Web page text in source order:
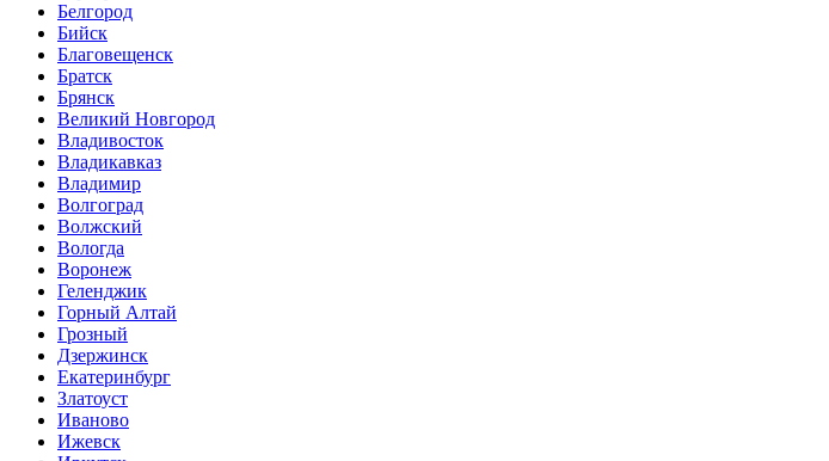
Белгород
Бийск
Благовещенск
Братск
Брянск
Великий Новгород
Владивосток
Владикавказ
Владимир
Волгоград
Волжский
Вологда
Воронеж
Геленджик
Горный Алтай
Грозный
Дзержинск
Екатеринбург
Златоуст
Иваново
Ижевск